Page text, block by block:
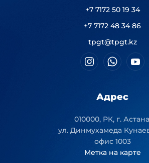
+7 7172 50 19 34
+7 7172 48 34 86
tpgt@tpgt.kz
Адрес
010000, РК, г.
ул. Динмухамеда
офис 1003
Метка на карте